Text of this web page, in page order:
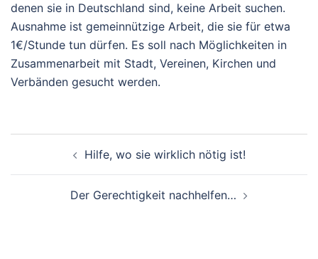
denen sie in Deutschland sind, keine Arbeit suchen.
Ausnahme ist gemeinnützige Arbeit, die sie für etwa
1€/Stunde tun dürfen. Es soll nach Möglichkeiten in
Zusammenarbeit mit Stadt, Vereinen, Kirchen und
Verbänden gesucht werden.
Hilfe, wo sie wirklich nötig ist!
Der Gerechtigkeit nachhelfen…